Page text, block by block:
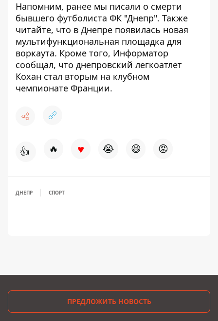
Напомним, ранее мы писали о смерти
бывшего футболиста ФК "Днепр". Также
читайте, что в Днепре появилась новая
мультифункциональная площадка для
воркаута. Кроме того, Информатор
сообщал, что днепровский легкоатлет
Кохан стал вторым на клубном
чемпионате Франции.
👍 🔥 ♥ 😭 😆 😡
ДНЕПР СПОРТ
ПРЕДЛОЖИТЬ НОВОСТЬ